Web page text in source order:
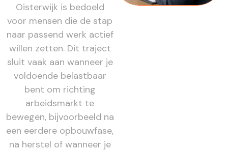
Oisterwijk is bedoeld
voor mensen die de stap
naar passend werk actief
willen zetten. Dit traject
sluit vaak aan wanneer je
voldoende belastbaar
bent om richting
arbeidsmarkt te
bewegen, bijvoorbeeld na
een eerdere opbouwfase,
na herstel of wanneer je